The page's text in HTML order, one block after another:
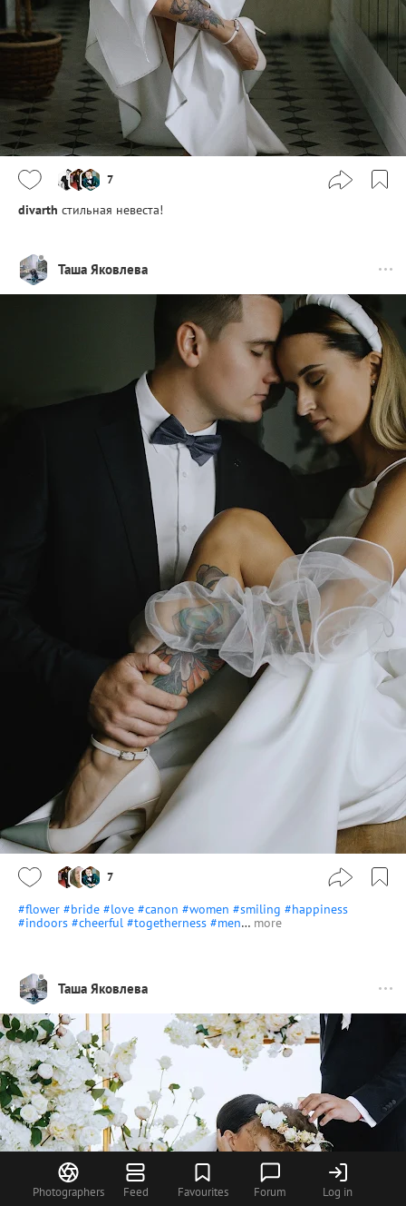
Photographers Feed Favourites Forum Log in
7
divarth стильная невеста!
Таша Яковлева
7
#flower #bride #love #canon #women #smiling #happiness
#indoors #cheerful #togetherness #men… more
Таша Яковлева